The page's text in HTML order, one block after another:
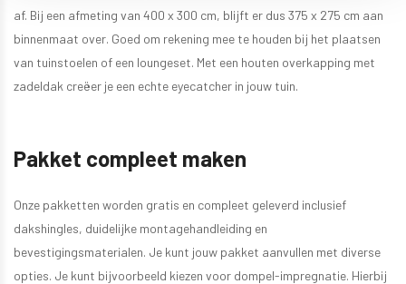
af. Bij een afmeting van 400 x 300 cm, blijft er dus 375 x 275 cm aan
binnenmaat over. Goed om rekening mee te houden bij het plaatsen
van tuinstoelen of een loungeset. Met een houten overkapping met
zadeldak creëer je een echte eyecatcher in jouw tuin.
Pakket compleet maken
Onze pakketten worden gratis en compleet geleverd inclusief
dakshingles, duidelijke montagehandleiding en
bevestigingsmaterialen. Je kunt jouw pakket aanvullen met diverse
opties. Je kunt bijvoorbeeld kiezen voor dompel-impregnatie. Hierbij